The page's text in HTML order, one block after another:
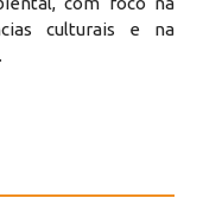
culturais e na